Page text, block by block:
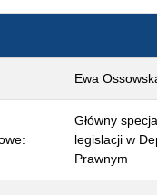
Ewa
Główny
legislacji w
Prawnym